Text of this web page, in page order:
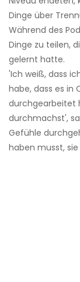
Dinge über
Während des
Dinge zu teilen,
gelernt hatte.
'Ich weiß, dass
habe, dass es in
durchgearbeitet
durchmachst',
Gefühle
haben musst,